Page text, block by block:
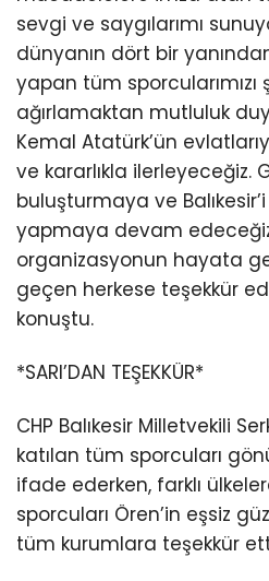
sevgi ve saygılarımı
dünyanın dört bir
yapan tüm sporcularımızı
ağırlamaktan mutluluk
Kemal Atatürk’ün
ve kararlıkla ilerleyeceğiz.
buluşturmaya ve
yapmaya devam
organizasyonun hayata
geçen herkese teşekkür
konuştu.
*SARI’DAN TEŞEKKÜR*
CHP Balıkesir Milletvekili
katılan tüm sporcuları
ifade ederken, farklı
sporcuları Ören’in eşsiz
tüm kurumlara teşekkür